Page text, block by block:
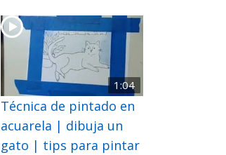
1:04
Técnica de pintado en
acuarela | dibuja un
gato | tips para pintar